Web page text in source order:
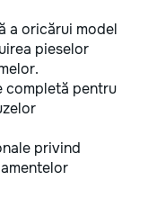
a oricărui model
pieselor
completă pentru
privind